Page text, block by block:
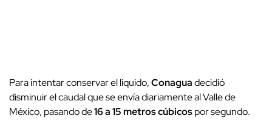
Para intentar conservar el líquido,Conaguadecidió
disminuir el caudal que se envía diariamente al Valle de
México, pasando de16 a 15 metros cúbicospor segundo.